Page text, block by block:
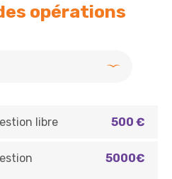
opérations
libre 500 €
5000€